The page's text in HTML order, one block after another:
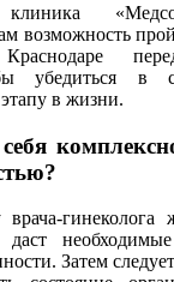
возможность
убедиться в
в жизни.
гинеколога
Затем